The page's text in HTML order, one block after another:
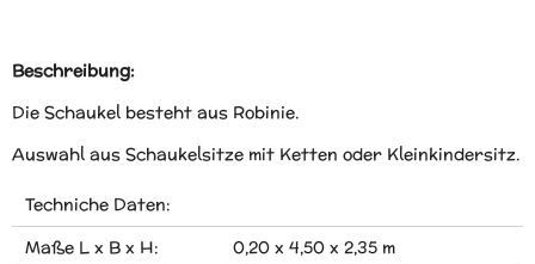
Beschreibung:
Die Schaukel besteht aus Robinie.
Auswahl aus Schaukelsitze mit Ketten oder Kleinkindersitz.
Techniche Daten:
Maße L x B x H:
0,20 x 4,50 x 2,35 m